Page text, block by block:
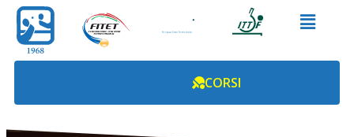
CORSI